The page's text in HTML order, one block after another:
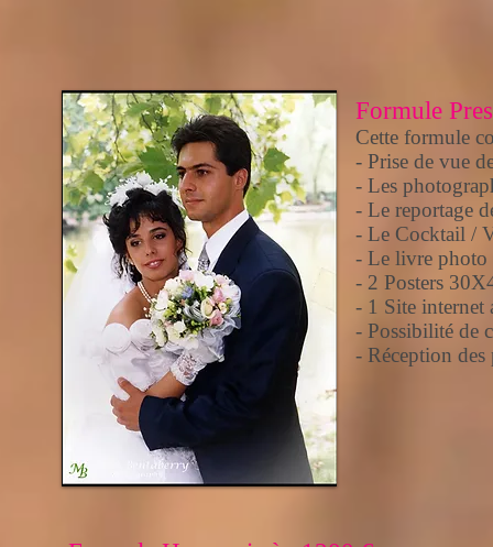
Formule
Cette formule
- Prise de vue
- Les
- Le reportage
- Le Cocktail /
- Le livre photo
- 2 Posters
- 1 Site internet
- Possibilité de
- Réception